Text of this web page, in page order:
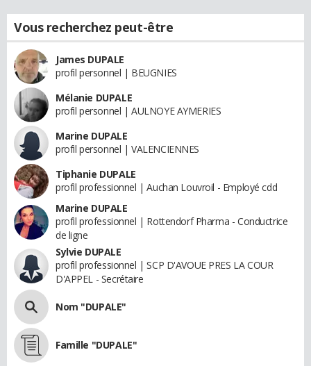
Vous recherchez peut-être
James DUPALE
profil personnel | BEUGNIES
Mélanie DUPALE
profil personnel | AULNOYE AYMERIES
Marine DUPALE
profil personnel | VALENCIENNES
Tiphanie DUPALE
profil professionnel | Auchan Louvroil - Employé cdd
Marine DUPALE
profil professionnel | Rottendorf Pharma - Conductrice
de ligne
Sylvie DUPALE
profil professionnel | SCP D'AVOUE PRES LA COUR
D'APPEL - Secrétaire
Nom "DUPALE"
Famille "DUPALE"